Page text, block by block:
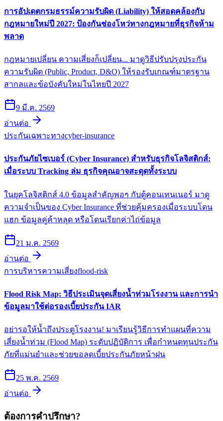
การอัปเดตกรมธรรม์ความรับผิด (Liability) ให้สอดคล้องกับ
กฎหมายใหม่ปี 2027: ป้องกันช่องโหว่ทางกฎหมายที่ธุรกิจห้าม
พลาด
กฎหมายเปลี่ยน ความเสี่ยงก็เปลี่ยน... มาดูวิธีปรับปรุงประกัน
ความรับผิด (Public, Product, D&O) ให้รองรับเกณฑ์มาตรฐาน
สากลและข้อบังคับใหม่ในไทยปี 2027
9 มี.ค. 2569
อ่านต่อ
ประกันเฉพาะทางcyber-insurance
ประกันภัยไซเบอร์ (Cyber Insurance) สำหรับธุรกิจโลจิสติกส์:
เมื่อระบบ Tracking ล่ม ธุรกิจคุณอาจสะดุดทั้งระบบ
ในยุคโลจิสติกส์ 4.0 ข้อมูลสำคัญพอๆ กับตู้คอนเทนเนอร์ มาดู
ความจำเป็นของ Cyber Insurance ที่ช่วยคุ้มครองเมื่อระบบโดน
แฮก ข้อมูลคู่ค้าหลุด หรือโดนเรียกค่าไถ่ข้อมูล
21 ม.ค. 2569
อ่านต่อ
การบริหารความเสี่ยงflood-risk
Flood Risk Map: วิธีประเมินจุดเสี่ยงน้ำท่วมโรงงาน และการนำ
ข้อมูลมาใช้ต่อรองเบี้ยประกัน IAR
อย่ารอให้น้ำถึงประตูโรงงาน! มาเรียนรู้วิธีการทำแผนที่ความ
เสี่ยงน้ำท่วม (Flood Map) ระดับปฏิบัติการ เพื่อกำหนดทุนประกัน
ภัยที่แม่นยำและช่วยขอลดเบี้ยประกันภัยหน้าฝน
25 พ.ค. 2569
อ่านต่อ
ต้องการคำปรึกษา?